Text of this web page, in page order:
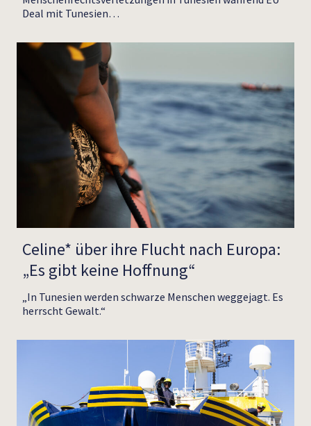
Deal mit Tunesien…
Celine* über ihre Flucht nach Europa:
„Es gibt keine Hoffnung“
„In Tunesien werden schwarze Menschen weggejagt. Es
herrscht Gewalt.“